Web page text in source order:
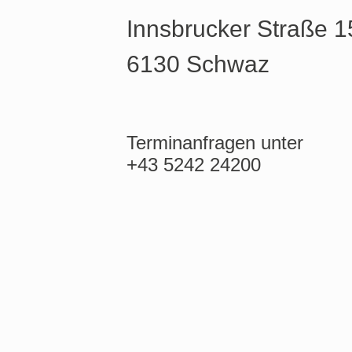
Innsbrucker Straße
6130 Schwaz
Terminanfragen unter
+43 5242 24200